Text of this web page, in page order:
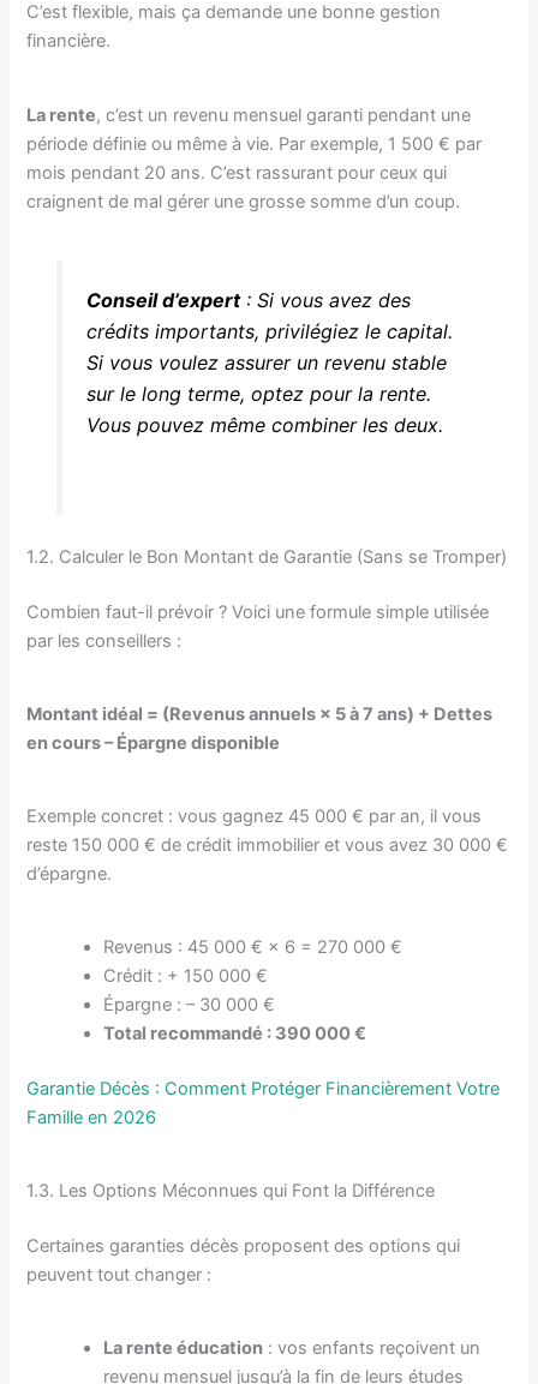
C’est flexible, mais ça demande une bonne gestion
financière.
La rente, c’est un revenu mensuel garanti pendant une
période définie ou même à vie. Par exemple, 1 500 € par
mois pendant 20 ans. C’est rassurant pour ceux qui
craignent de mal gérer une grosse somme d’un coup.
Conseil d’expert: Si vous avez des
crédits importants, privilégiez le capital.
Si vous voulez assurer un revenu stable
sur le long terme, optez pour la rente.
Vous pouvez même combiner les deux.
1.2. Calculer le Bon Montant de Garantie (Sans se Tromper)
Combien faut-il prévoir ? Voici une formule simple utilisée
par les conseillers :
Montant idéal = (Revenus annuels × 5 à 7 ans) + Dettes
en cours – Épargne disponible
Exemple concret : vous gagnez 45 000 € par an, il vous
reste 150 000 € de crédit immobilier et vous avez 30 000 €
d’épargne.
Revenus : 45 000 € × 6 = 270 000 €
Crédit : + 150 000 €
Épargne : – 30 000 €
Total recommandé : 390 000 €
Garantie Décès : Comment Protéger Financièrement Votre
Famille en 2026
1.3. Les Options Méconnues qui Font la Différence
Certaines garanties décès proposent des options qui
peuvent tout changer :
La rente éducation : vos enfants reçoivent un
revenu mensuel jusqu’à la fin de leurs études